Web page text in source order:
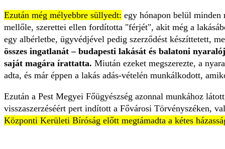
Ezután még mélyebbre süllyedt: egy hónapon belül minden
mellőle, szerettei ellen fordította "férjét", akit még a
egy albérletbe, ügyvédjével pedig szerződést készíttetett,
összes ingatlanát – budapesti lakását és balatoni
saját magára írattatta. Miután ezeket megszerezte, a
adta, és már éppen a lakás adás-vételén munkálkodott,
Ezután a Pest Megyei Főügyészség azonnal munkához
visszaszerzéséért pert indított a Fővárosi Törvényszéken,
Központi Kerületi Bíróság előtt megtámadta a kétes